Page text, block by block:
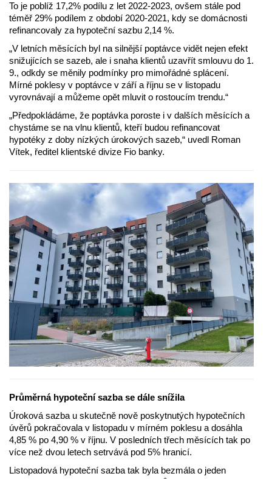
To je poblíž 17,2% podílu z let 2022-2023, ovšem stále pod
téměř 29% podílem z období 2020-2021, kdy se domácnosti
refinancovaly za hypoteční sazbu 2,14 %.
„V letních měsících byl na silnější poptávce vidět nejen efekt
snižujících se sazeb, ale i snaha klientů uzavřít smlouvu do 1.
9., odkdy se měnily podmínky pro mimořádné splácení.
Mírné poklesy v poptávce v září a říjnu se v listopadu
vyrovnávají a můžeme opět mluvit o rostoucím trendu.“
„Předpokládáme, že poptávka poroste i v dalších měsících a
chystáme se na vlnu klientů, kteří budou refinancovat
hypotéky z doby nízkých úrokových sazeb,“ uvedl Roman
Vítek, ředitel klientské divize Fio banky.
Průměrná hypoteční sazba se dále snížila
Úroková sazba u skutečně nově poskytnutých hypotečních
úvěrů pokračovala v listopadu v mírném poklesu a dosáhla
4,85 % po 4,90 % v říjnu. V posledních třech měsících tak po
více než dvou letech setrvává pod 5% hranicí.
Listopadová hypoteční sazba tak byla bezmála o jeden